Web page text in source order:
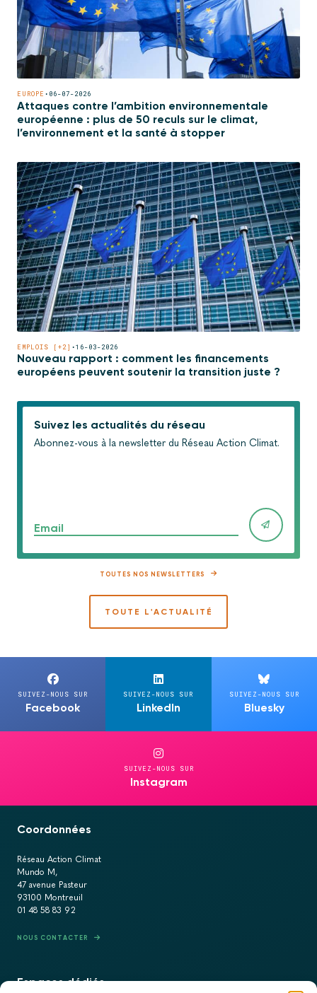
EUROPE • 06-07-2026
Attaques contre l’ambition environnementale
européenne : plus de 50 reculs sur le climat,
l’environnement et la santé à stopper
EMPLOIS [+2] •16-03-2026
Nouveau rapport : comment les financements
européens peuvent soutenir la transition juste ?
Suivez les actualités du réseau
Abonnez-vous à la newsletter du Réseau Action Climat.
Email
TOUTES NOS NEWSLETTERS
TOUTE L'ACTUALITÉ
SUIVEZ-NOUS SUR
Facebook
SUIVEZ-NOUS SUR
LinkedIn
SUIVEZ-NOUS SUR
Bluesky
SUIVEZ-NOUS SUR
Instagram
Coordonnées
Réseau Action Climat
Mundo M,
47 avenue Pasteur
93100 Montreuil
01 48 58 83 92
NOUS CONTACTER
Espaces dédiés